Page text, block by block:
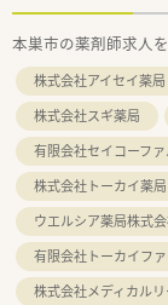
本巣市の薬剤師求人
株式会社アイセイ薬局
株式会社スギ薬局
有限会社セイコーフ
株式会社トーカイ薬局
ウエルシア薬局株式
有限会社トーカイフ
株式会社メディカル